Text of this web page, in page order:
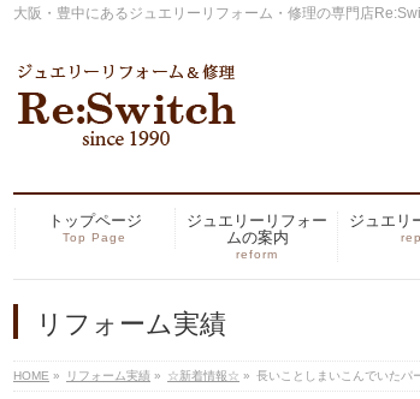
大阪・豊中にあるジュエリーリフォーム・修理の専門店
トップページ
Top Page
ジュエリーリフォー
ムの案内
reform
ジュエリ
リフォーム実績
HOME » リフォーム実績 » ☆新着情報☆ » 長いことしまいこんでいたパ